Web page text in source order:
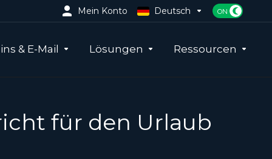
Mein Konto Deutsch
& E-Mail Lösungen Ressourcen
für den Urlaub